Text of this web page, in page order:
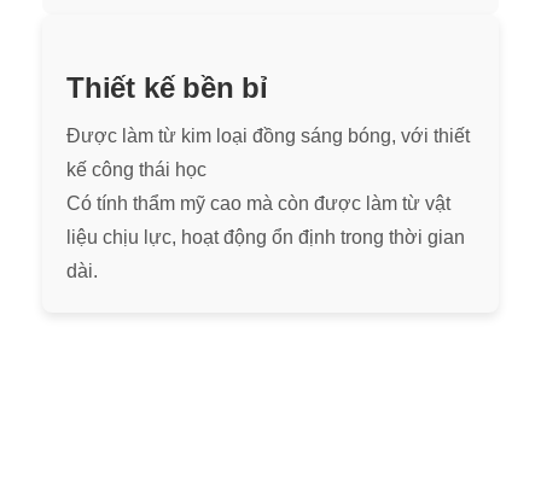
Thiết kế bền bỉ
Được làm từ kim loại đồng sáng bóng, với thiết
kế công thái học
Có tính thẩm mỹ cao mà còn được làm từ vật
liệu chịu lực, hoạt động ổn định trong thời gian
dài.